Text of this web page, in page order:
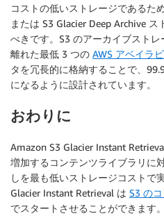
コストの低いストレージであるた
または S3 Glacier Deep Archive
べきです。S3 のアーカイブスト
離れた最低 3 つの AWS アベイラ
タを冗長的に格納することで、
になるように設計されています。
おわりに
Amazon S3 Glacier Instant
増加するコンテンツライブラリに
しを最も低いストレージコストで
Glacier Instant Retrieval は S3 の
でスタートさせることができます。